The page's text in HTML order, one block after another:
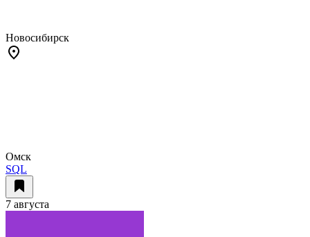
Новосибирск
Омск
SQL
7 августа